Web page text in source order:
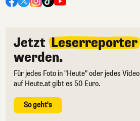
Jetzt Leserreporter
werden.
Für jedes Foto in "Heute" oder jedes Video
auf Heute.at gibt es 50 Euro.
So geht's